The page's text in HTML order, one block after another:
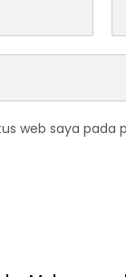
web saya